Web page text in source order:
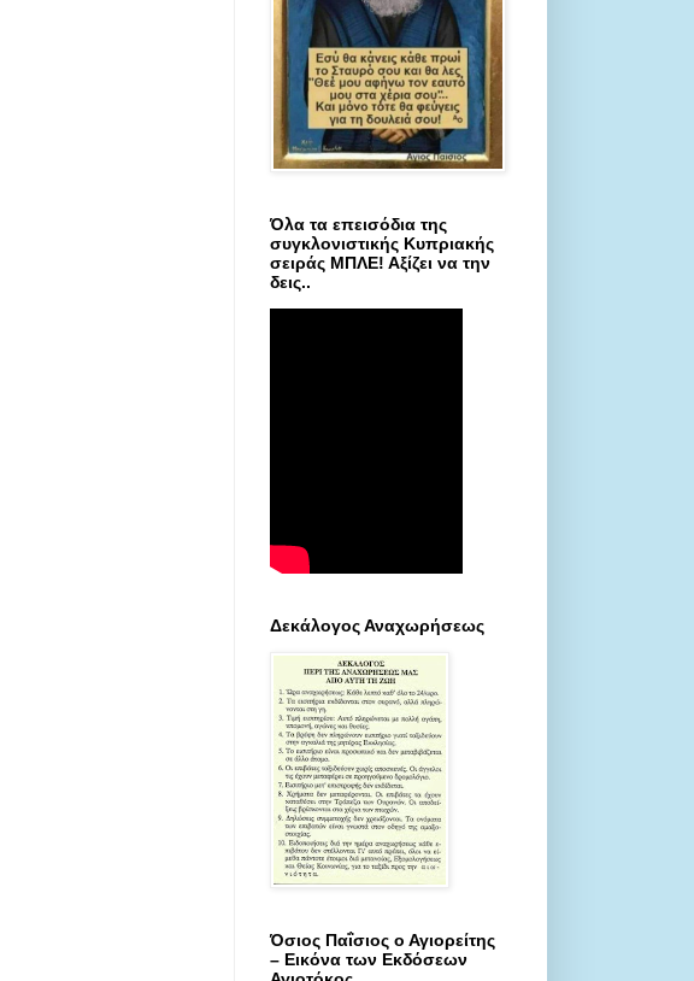
Όλα τα επεισόδια της
συγκλονιστικής Κυπριακής
σειράς ΜΠΛΕ! Αξίζει να την
δεις..
Δεκάλογος Αναχωρήσεως
Όσιος Παΐσιος ο Αγιορείτης
– Εικόνα των Εκδόσεων